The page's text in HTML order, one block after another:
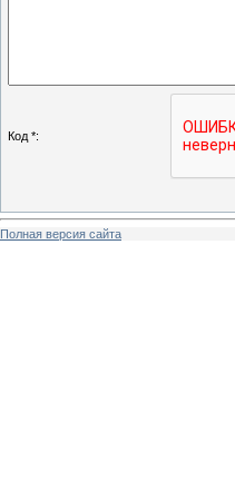
Код *:
Полная версия сайта